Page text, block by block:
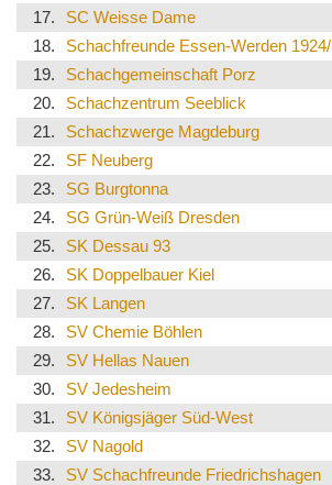
17.
SC Weisse Dame
18.
Schachfreunde Essen-Werden 1924/
19.
Schachgemeinschaft Porz
20.
Schachzentrum Seeblick
21.
Schachzwerge Magdeburg
22.
SF Neuberg
23.
SG Burgtonna
24.
SG Grün-Weiß Dresden
25.
SK Dessau 93
26.
SK Doppelbauer Kiel
27.
SK Langen
28.
SV Chemie Böhlen
29.
SV Hellas Nauen
30.
SV Jedesheim
31.
SV Königsjäger Süd-West
32.
SV Nagold
33.
SV Schachfreunde Friedrichshagen